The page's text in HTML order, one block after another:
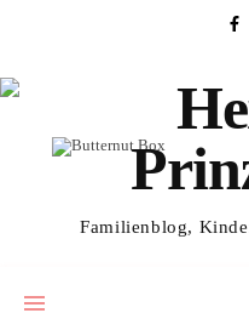
Familienblog,
HUNDEABTEILUNG,
Frisch